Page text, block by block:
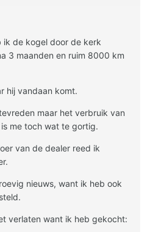
ik de kogel door de kerk
3 maanden en ruim 8000 km
hij vandaan komt.
maar het verbruik van
me toch wat te gortig.
van de dealer reed ik
nieuws, want ik heb ook
verlaten want ik heb gekocht: